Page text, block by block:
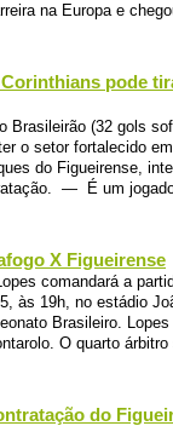
na Europa e
pode
Brasileirão (32 gols
o setor fortalecido
do Figueirense,
— É um
X Figueirense
comandará a
às 19h, no estádio
Brasileiro.
O quarto
do